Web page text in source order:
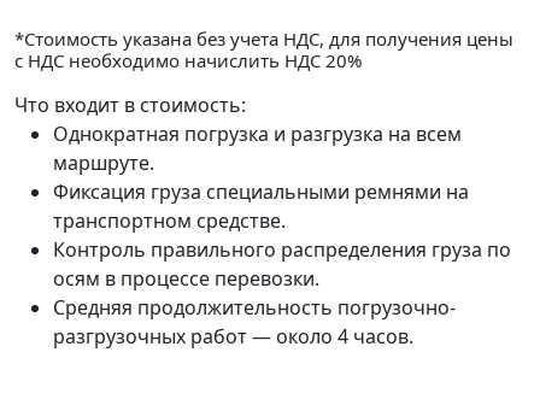
*Стоимость указана без учета НДС, для получения цены
с НДС необходимо начислить НДС 20%
Что входит в стоимость:
Однократная погрузка и разгрузка на всем
маршруте.
Фиксация груза специальными ремнями на
транспортном средстве.
Контроль правильного распределения груза по
осям в процессе перевозки.
Средняя продолжительность погрузочно-
разгрузочных работ — около 4 часов.